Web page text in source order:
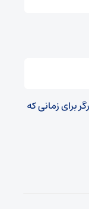
برای زمانی که